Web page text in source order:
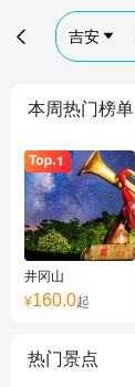
 吉安 
本周热门榜单
井冈山
¥160.0起
热门景点